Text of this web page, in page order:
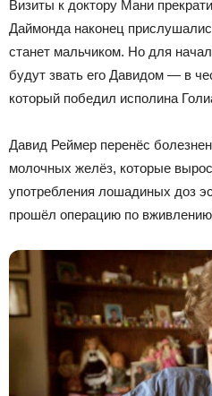
Визиты к доктору Мани
Даймонда наконец
станет мальчиком. Но для
будут звать его Давидом — в
который победил исполина
Давид Реймер перенёс
молочных желёз, которые
употребления лошадиных доз
прошёл операцию по вживлению